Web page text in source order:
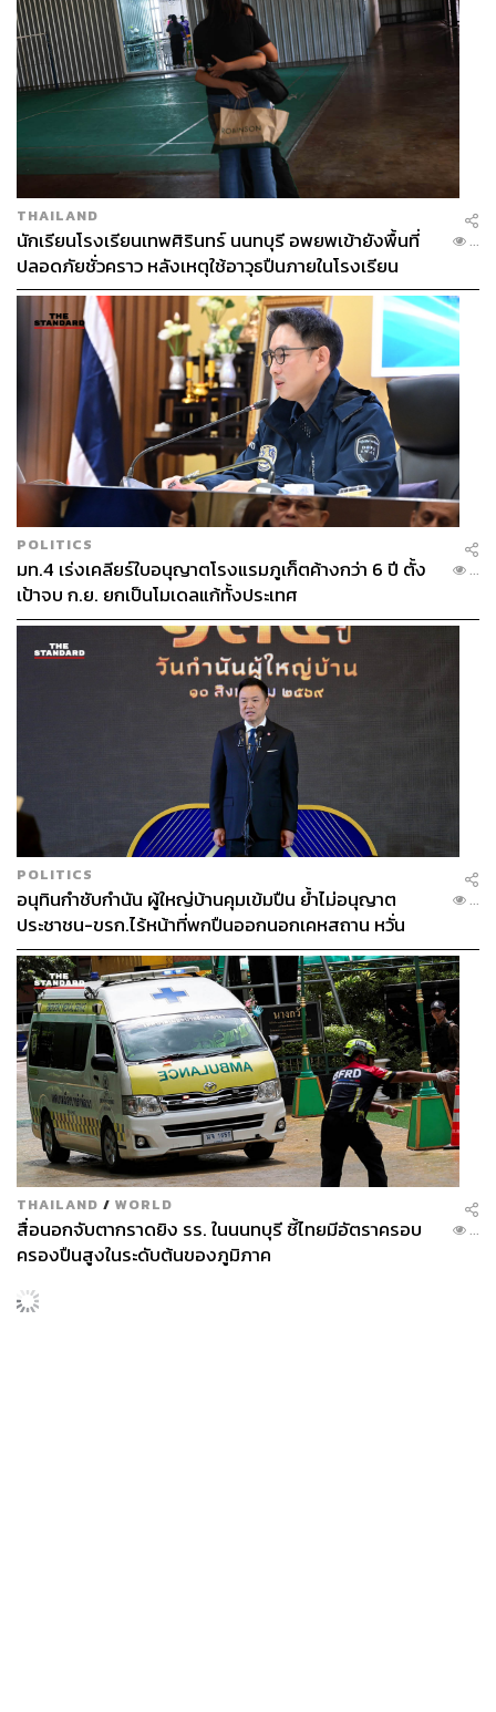
THAILAND
นักเรียนโรงเรียนเทพศิรินทร์ นนทบุรี อพยพเข้ายังพื้นที่
ปลอดภัยชั่วคราว หลังเหตุใช้อาวุธปืนภายในโรงเรียน
คลี่คลาย
...
POLITICS
มท.4 เร่งเคลียร์ใบอนุญาตโรงแรมภูเก็ตค้างกว่า 6 ปี ตั้ง
เป้าจบ ก.ย. ยกเป็นโมเดลแก้ทั้งประเทศ
...
POLITICS
อนุทินกำชับกำนัน ผู้ใหญ่บ้านคุมเข้มปืน ย้ำไม่อนุญาต
ประชาชน-ขรก.ไร้หน้าที่พกปืนออกนอกเคหสถาน หวั่น
พฤติกรรมลอกเลียนแบบ จ่อลงพื้นที่เกิดเหตุ
...
THAILAND / WORLD
สื่อนอกจับตากราดยิง รร. ในนนทบุรี ชี้ไทยมีอัตราครอบ
ครองปืนสูงในระดับต้นของภูมิภาค
...